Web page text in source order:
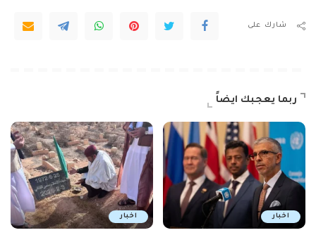
شارك على
ربما يعجبك ايضاً
اخبار اخبار